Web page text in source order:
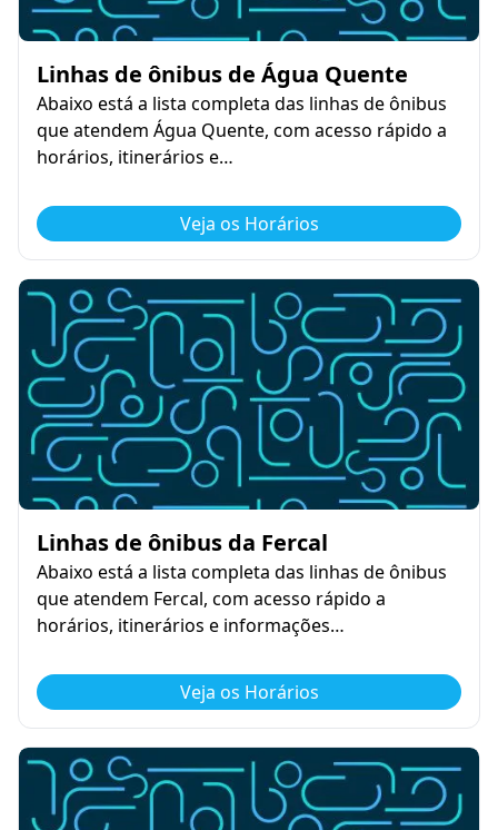
Linhas de ônibus de Água Quente
Abaixo está a lista completa das linhas de ônibus
que atendem Água Quente, com acesso rápido a
horários, itinerários e…
Veja os Horários
Linhas de ônibus da Fercal
Abaixo está a lista completa das linhas de ônibus
que atendem Fercal, com acesso rápido a
horários, itinerários e informações…
Veja os Horários